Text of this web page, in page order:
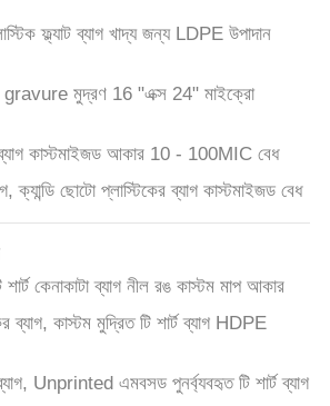
ফ্ল্যাট ব্যাগ খাদ্য জন্য LDPE উপাদান
gravure মুদ্রণ 16 "এক্স 24" মাইক্রো
ব্যাগ কাস্টমাইজড আকার 10 - 100MIC বেধ
ক্যান্ডি ছোটো প্লাস্টিকের ব্যাগ কাস্টমাইজড বেধ
কেনাকাটা ব্যাগ নীল রঙ কাস্টম মাপ আকার
ব্যাগ, কাস্টম মুদ্রিত টি শার্ট ব্যাগ HDPE
ব্যাগ, Unprinted এমবসড পুনর্ব্যবহৃত টি শার্ট ব্যাগ